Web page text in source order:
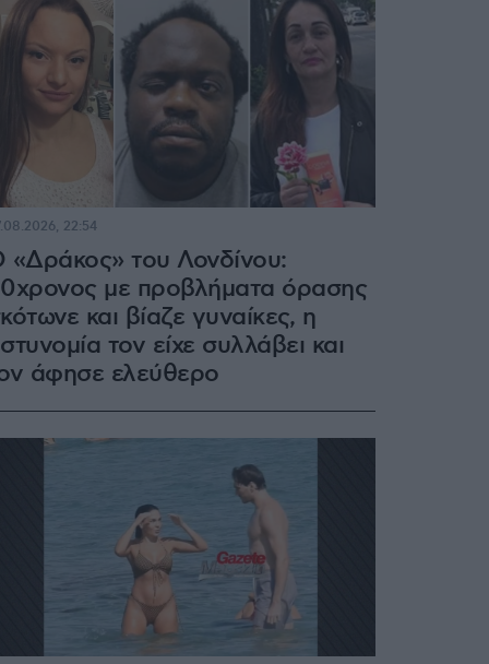
«Δράκος» του Λονδίνου:
με προβλήματα όρασης
και βίαζε γυναίκες, η
τον είχε συλλάβει και
άφησε ελεύθερο
22:54